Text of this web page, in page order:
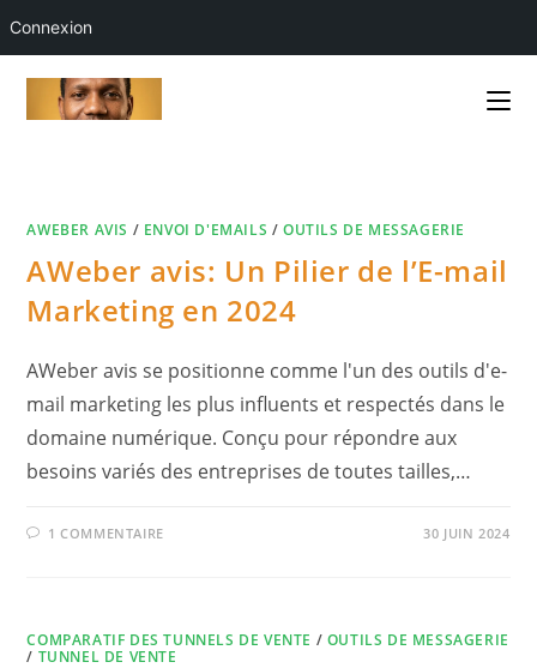
Connexion
AWEBER AVIS / ENVOI D'EMAILS /OUTILS DE MESSAGERIE
AWeber avis: Un Pilier de l’E-mail
Marketing en 2024
AWeber avis se positionne comme l'un des outils d'e-
mail marketing les plus influents et respectés dans le
domaine numérique. Conçu pour répondre aux
besoins variés des entreprises de toutes tailles,…
1 COMMENTAIRE 30 JUIN 2024
COMPARATIF DES TUNNELS DE VENTE / OUTILS DE MESSAGERIE
/ TUNNEL DE VENTE